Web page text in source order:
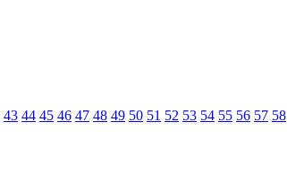
43 44 45 46 47 48 49 50 51 52 53 54 55 56 57 58